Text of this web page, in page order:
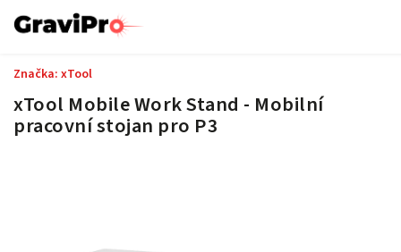
xTool Mobile Work Stand - Mobilní
pracovní stojan pro P3
Značka: xTool